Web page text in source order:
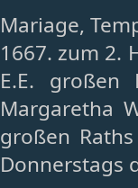
Mariage,
1667. zum 2.
E.E. großen
Margaretha
großen
Donnerstags